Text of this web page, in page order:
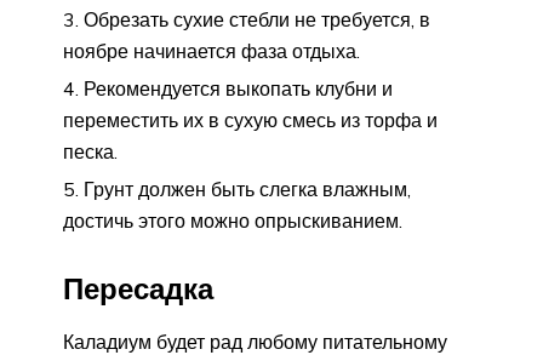
Обрезать сухие стебли не требуется, в
ноябре начинается фаза отдыха.
Рекомендуется выкопать клубни и
переместить их в сухую смесь из торфа и
песка.
Грунт должен быть слегка влажным,
достичь этого можно опрыскиванием.
Пересадка
Каладиум будет рад любому питательному